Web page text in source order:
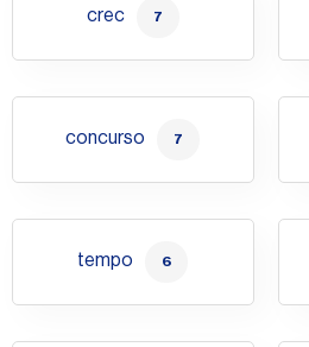
crec 7
concurso 7
tempo 6